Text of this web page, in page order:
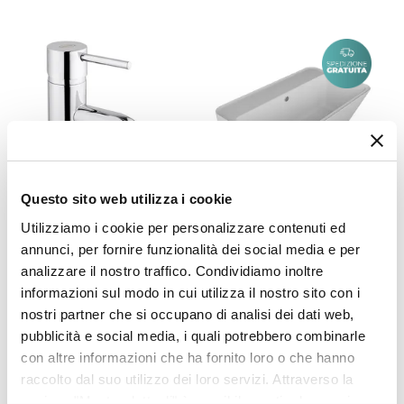
Questo sito web utilizza i cookie
Utilizziamo i cookie per personalizzare contenuti ed
annunci, per fornire funzionalità dei social media e per
analizzare il nostro traffico. Condividiamo inoltre
informazioni sul modo in cui utilizza il nostro sito con i
nostri partner che si occupano di analisi dei dati web,
pubblicità e social media, i quali potrebbero combinarle
con altre informazioni che ha fornito loro o che hanno
raccolto dal suo utilizzo dei loro servizi. Attraverso la
sezione "Mostra dettagli" è possibile gestire le proprie
lavanderie efficienti e funzionali.
Profondità
40 cm
Installazione
Appoggio|Sospeso
Altezza Vasca
Dimensioni Interne Vasca
65 x 25,5 cm
Materiale Vasca
Ceramica
Marca
Colavene
Serie
CODICE:GUN1
Miscelatore lavabo cromato
- Gun di Jacuzzi -
Rubinetteria
€ 54,00
CODICE:LAW7040T
Lavabo ampio in ceramica
Wynn 70x40x25 cm bianco
finitura opaca Colavene
€ 542,00